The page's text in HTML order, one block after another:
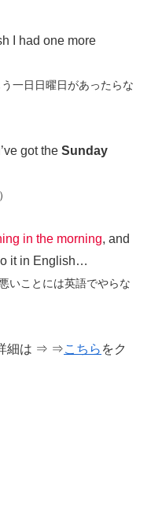
I had one more
一日日曜日があったらな
got the Sunday
in the morning, and
it in English…
いことには英語でやらな
細は ⇒ ⇒こちら をク